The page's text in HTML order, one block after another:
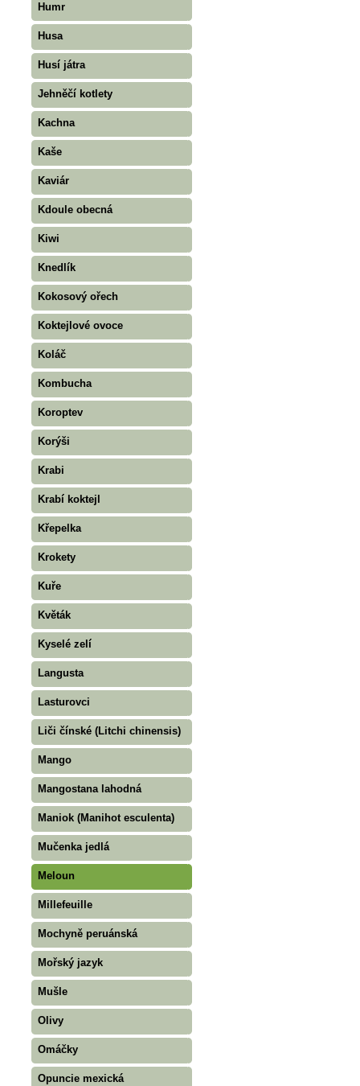
Humr
Husa
Husí játra
Jehněčí kotlety
Kachna
Kaše
Kaviár
Kdoule obecná
Kiwi
Knedlík
Kokosový ořech
Koktejlové ovoce
Koláč
Kombucha
Koroptev
Korýši
Krabi
Krabí koktejl
Křepelka
Krokety
Kuře
Květák
Kyselé zelí
Langusta
Lasturovci
Liči čínské (Litchi chinensis)
Mango
Mangostana lahodná
Maniok (Manihot esculenta)
Mučenka jedlá
Meloun
Millefeuille
Mochyně peruánská
Mořský jazyk
Mušle
Olivy
Omáčky
Opuncie mexická